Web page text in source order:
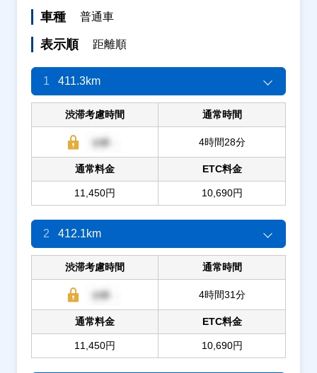
車種 普通車
表示順 距離順
1 411.3km
渋滞考慮時間 通常時間
4時間28分
通常料金
11,450円
ETC料金
10,690円
2 412.1km
渋滞考慮時間 通常時間
4時間31分
通常料金
11,450円
ETC料金
10,690円